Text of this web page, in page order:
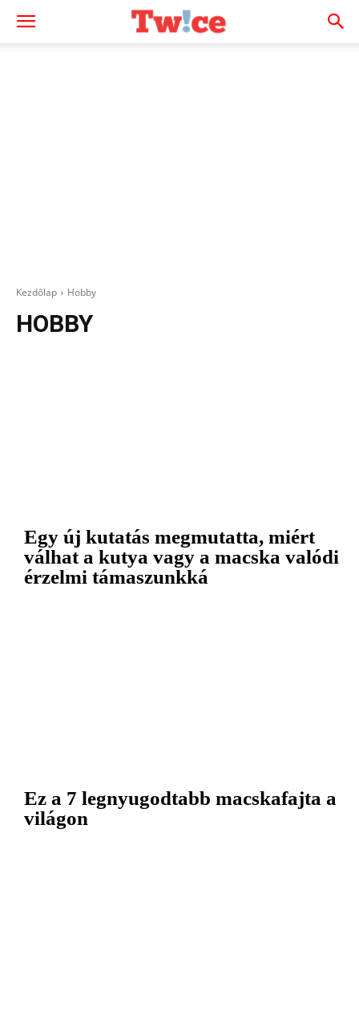
Kezdőlap Hobby
HOBBY
Egy új kutatás megmutatta, miért
válhat a kutya vagy a macska valódi
érzelmi támaszunkká
Ez a 7 legnyugodtabb macskafajta a
világon